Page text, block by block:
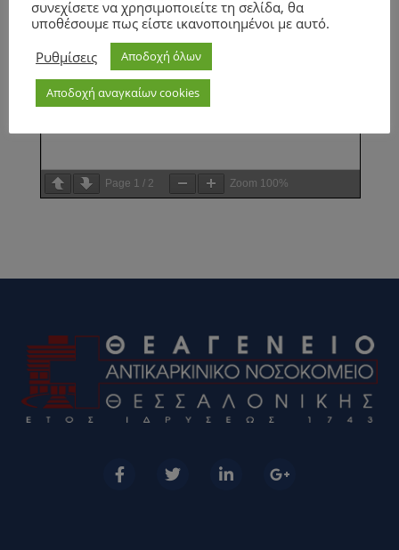
Page 1 / 2 Zoom 100%
συνεχίσετε να χρησιμοποιείτε τη σελίδα, θα
υποθέσουμε πως είστε ικανοποιημένοι με αυτό.
Ρυθμίσεις
Αποδοχή όλων
Αποδοχή αναγκαίων cookies